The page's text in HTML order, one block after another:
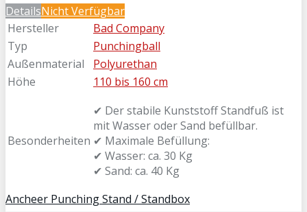
DetailsNicht Verfügbar
Hersteller
Bad Company
Typ
Punchingball
Außenmaterial
Polyurethan
Höhe
110 bis 160 cm
Besonderheiten
✔ Der stabile Kunststoff Standfuß ist
mit Wasser oder Sand befüllbar.
✔ Maximale Befüllung:
✔ Wasser: ca. 30 Kg
✔ Sand: ca. 40 Kg
Ancheer Punching Stand / Standbox